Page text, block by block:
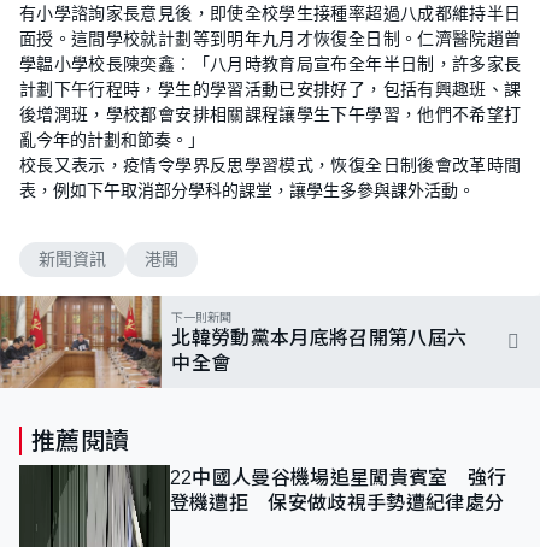
有小學諮詢家長意見後，即使全校學生接種率超過八成都維持半日
面授。這間學校就計劃等到明年九月才恢復全日制。仁濟醫院趙曾
學韞小學校長陳奕鑫︰「八月時教育局宣布全年半日制，許多家長
計劃下午行程時，學生的學習活動已安排好了，包括有興趣班、課
後增潤班，學校都會安排相關課程讓學生下午學習，他們不希望打
亂今年的計劃和節奏。」
校長又表示，疫情令學界反思學習模式，恢復全日制後會改革時間
表，例如下午取消部分學科的課堂，讓學生多參與課外活動。
新聞資訊 港聞
下一則新聞
北韓勞動黨本月底將召開第八屆六
中全會
推薦閱讀
22中國人曼谷機場追星闖貴賓室 強行
登機遭拒 保安做歧視手勢遭紀律處分